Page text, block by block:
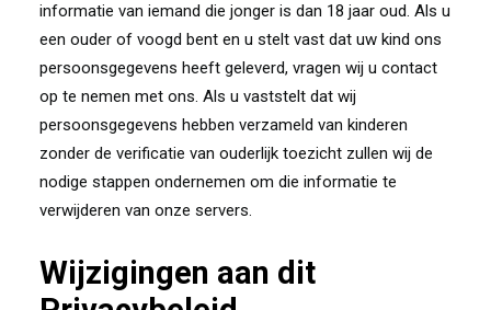
informatie van iemand die jonger is dan 18 jaar oud. Als u
een ouder of voogd bent en u stelt vast dat uw kind ons
persoonsgegevens heeft geleverd, vragen wij u contact
op te nemen met ons. Als u vaststelt dat wij
persoonsgegevens hebben verzameld van kinderen
zonder de verificatie van ouderlijk toezicht zullen wij de
nodige stappen ondernemen om die informatie te
verwijderen van onze servers.
Wijzigingen aan dit